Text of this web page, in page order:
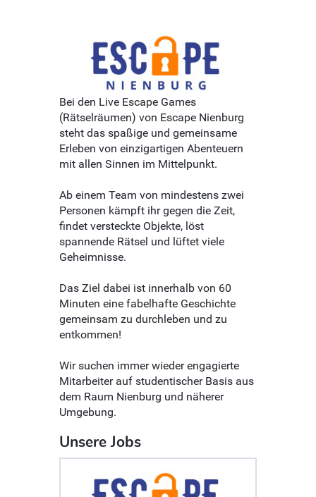
Bei den Live Escape Games
(Rätselräumen) von Escape Nienburg
steht das spaßige und gemeinsame
Erleben von einzigartigen Abenteuern
mit allen Sinnen im Mittelpunkt.
Ab einem Team von mindestens zwei
Personen kämpft ihr gegen die Zeit,
findet versteckte Objekte, löst
spannende Rätsel und lüftet viele
Geheimnisse.
Das Ziel dabei ist innerhalb von 60
Minuten eine fabelhafte Geschichte
gemeinsam zu durchleben und zu
entkommen!
Wir suchen immer wieder engagierte
Mitarbeiter auf studentischer Basis aus
dem Raum Nienburg und näherer
Umgebung.
Unsere Jobs